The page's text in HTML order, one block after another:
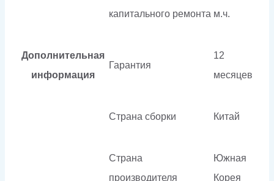
Дополнительная
информация
капитального ремонта м.ч.
Гарантия
12
месяцев
Страна сборки Китай
Страна
производителя
Южная
Корея